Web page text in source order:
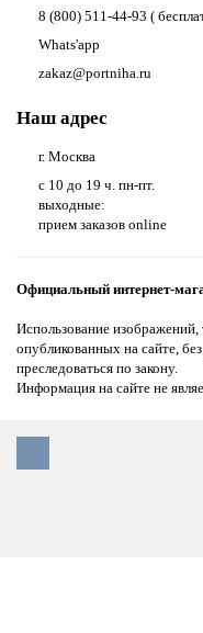
8 (800) 511-44-93 (
Whats'app
zakaz@portniha.ru
Наш адрес
г. Москва
с 10 до 19 ч. пн-пт.
выходные:
прием заказов online
Официальный интернет-
Использование изображений,
опубликованных на сайте,
преследоваться по закону.
Информация на сайте не